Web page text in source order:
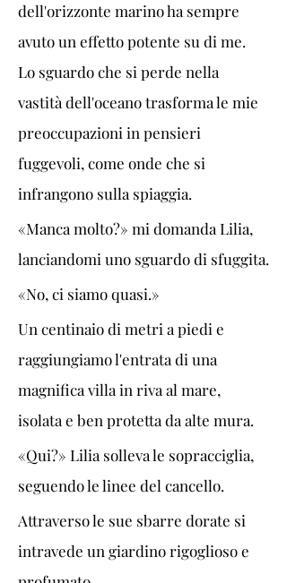
dell'orizzonte marino ha sempre
avuto un effetto potente su di me.
Lo sguardo che si perde nella
vastità dell'oceano trasforma le mie
preoccupazioni in pensieri
fuggevoli, come onde che si
infrangono sulla spiaggia.
«Manca molto?» mi domanda Lilia,
lanciandomi uno sguardo di sfuggita.
«No, ci siamo quasi.»
Un centinaio di metri a piedi e
raggiungiamo l'entrata di una
magnifica villa in riva al mare,
isolata e ben protetta da alte mura.
«Qui?» Lilia solleva le sopracciglia,
seguendo le linee del cancello.
Attraverso le sue sbarre dorate si
intravede un giardino rigoglioso e